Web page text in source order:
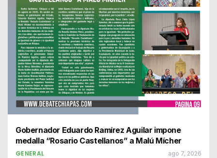
Gobernador Eduardo Ramírez Aguilar impone
medalla “Rosario Castellanos” a Malú Mícher
GENERAL ago 7, 2026